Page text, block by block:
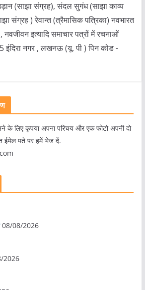
(साझा संग्रह), संदल सुगंध (साझा काव्य
संग्रह ) रेवान्त (त्रैमासिक पत्रिका) नवभारत
नवजीवन इत्यादि समाचार पत्रों में रचनाओं
इंदिरा नगर , लखनऊ (यू. पी ) पिन कोड -
के लिए कृपया अपना परिचय और एक फोटो अपनी दो
ईमेल पते पर हमें भेज दें.
08/08/2026
2026